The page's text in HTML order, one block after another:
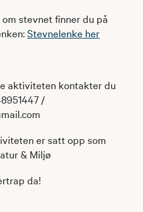
stevnet finner du på
Stevnelenke her
aktiviteten kontakter du
/
er satt opp som
& Miljø
da!